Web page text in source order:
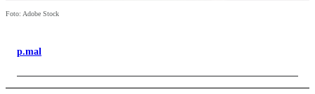
Foto: Adobe Stock
p.mal